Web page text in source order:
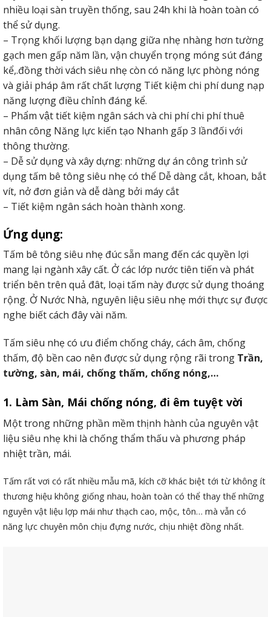
nhiều loại sàn truyền thống, sau 24h khi là hoàn toàn có
thể sử dụng.
– Trọng khối lượng bạn dạng giữa nhẹ nhàng hơn tường
gạch men gấp năm lần, vận chuyển trọng móng sút đáng
kể,.đồng thời vách siêu nhẹ còn có năng lực phòng nóng
và giải pháp âm rất chất lượng Tiết kiệm chi phí dung nạp
năng lượng điều chỉnh đáng kể.
– Phẩm vật tiết kiệm ngân sách và chi phí chi phí thuê
nhân công Năng lực kiến tạo Nhanh gấp 3 lầnđối với
thông thường.
– Dễ sử dụng và xây dựng: những dự án công trình sử
dụng tấm bê tông siêu nhẹ có thể Dễ dàng cắt, khoan, bắt
vít, nở đơn giản và dễ dàng bởi máy cắt
– Tiết kiệm ngân sách hoàn thành xong.
Ứng dụng:
Tấm bê tông siêu nhẹ đúc sẵn mang đến các quyền lợi
mang lại ngành xây cất. Ở các lớp nước tiên tiến và phát
triển bên trên quả đât, loại tấm này được sử dụng thoáng
rộng. Ở Nước Nhà, nguyên liệu siêu nhẹ mới thực sự được
nghe biết cách đây vài năm.
Tấm siêu nhẹ có ưu điểm chống cháy, cách âm, chống
thấm, độ bền cao nên được sử dụng rộng rãi trong Trần,
tường, sàn, mái, chống thấm, chống nóng,…
1. Làm Sàn, Mái chống nóng, đi êm tuyệt vời
Một trong những phần mềm thịnh hành của nguyên vật
liệu siêu nhẹ khi là chống thẩm thấu và phương pháp
nhiệt trần, mái.
Tấm rất vơi có rất nhiều mẫu mã, kích cỡ khác biệt tới từ không ít
thương hiệu không giống nhau, hoàn toàn có thể thay thế những
nguyên vật liệu lợp mái như thạch cao, mộc, tôn… mà vẫn có
năng lực chuyên môn chịu đựng nước, chịu nhiệt đồng nhất.